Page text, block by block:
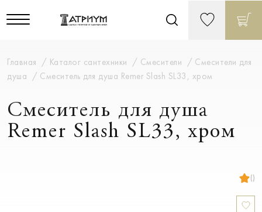
Главная Каталог сантехники Смесители
Смесители для
душа
Смеситель для душа Remer Slash SL33, хром
Смеситель для душа
Remer Slash SL33, хром
()